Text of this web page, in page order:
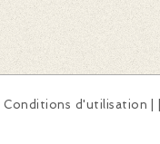
Conditions d'utilisation